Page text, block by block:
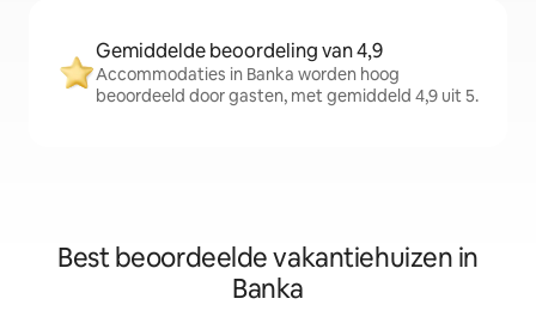
Gemiddelde beoordeling van 4,9
Accommodaties in Banka worden hoog
beoordeeld door gasten, met gemiddeld 4,9 uit 5.
Best beoordeelde vakantiehuizen in
Banka